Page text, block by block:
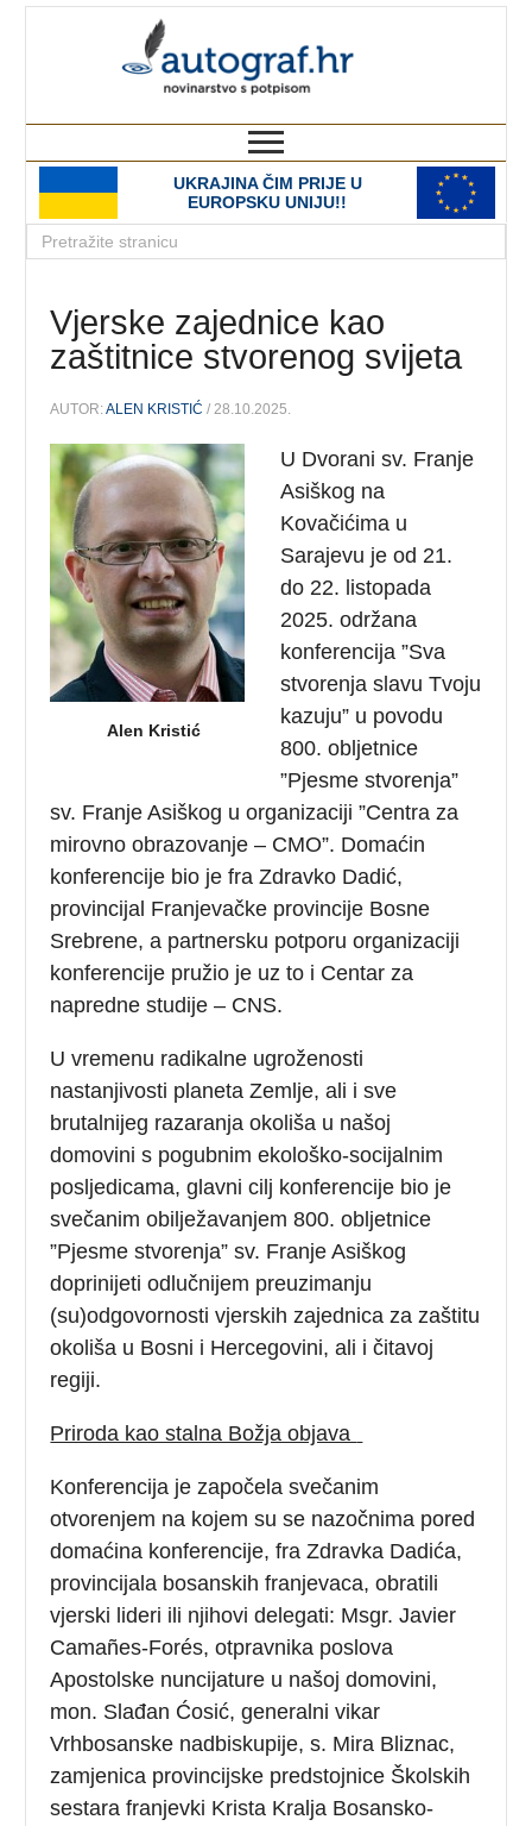
UKRAJINA ČIM PRIJE U
EUROPSKU UNIJU!!
Vjerske zajednice kao
zaštitnice stvorenog svijeta
AUTOR:ALEN KRISTIĆ / 28.10.2025.
Alen Kristić
U Dvorani sv. Franje
Asiškog na
Kovačićima u
Sarajevu je od 21.
do 22. listopada
2025. održana
konferencija ”Sva
stvorenja slavu Tvoju
kazuju” u povodu
800. obljetnice
”Pjesme stvorenja”
sv. Franje Asiškog u organizaciji ”Centra za
mirovno obrazovanje – CMO”. Domaćin
konferencije bio je fra Zdravko Dadić,
provincijal Franjevačke provincije Bosne
Srebrene, a partnersku potporu organizaciji
konferencije pružio je uz to i Centar za
napredne studije – CNS.
U vremenu radikalne ugroženosti
nastanjivosti planeta Zemlje, ali i sve
brutalnijeg razaranja okoliša u našoj
domovini s pogubnim ekološko-socijalnim
posljedicama, glavni cilj konferencije bio je
svečanim obilježavanjem 800. obljetnice
”Pjesme stvorenja” sv. Franje Asiškog
doprinijeti odlučnijem preuzimanju
(su)odgovornosti vjerskih zajednica za zaštitu
okoliša u Bosni i Hercegovini, ali i čitavoj
regiji.
Priroda kao stalna Božja objava
Konferencija je započela svečanim
otvorenjem na kojem su se nazočnima pored
domaćina konferencije, fra Zdravka Dadića,
provincijala bosanskih franjevaca, obratili
vjerski lideri ili njihovi delegati: Msgr. Javier
Camañes-Forés, otpravnika poslova
Apostolske nuncijature u našoj domovini,
mon. Slađan Ćosić, generalni vikar
Vrhbosanske nadbiskupije, s. Mira Bliznac,
zamjenica provincijske predstojnice Školskih
sestara franjevki Krista Kralja Bosansko-